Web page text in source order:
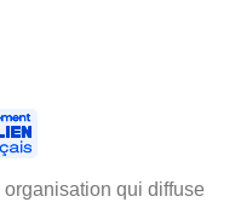
qui diffuse